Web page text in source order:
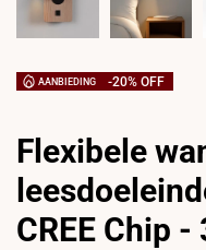
AANBIEDING -20% OFF
Flexibele
CREE Chip -